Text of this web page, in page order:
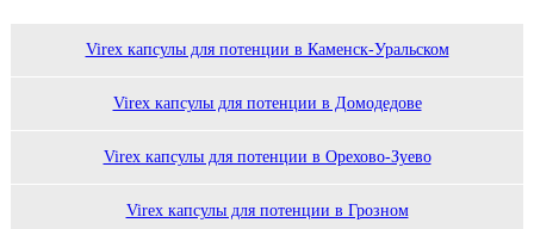
Virex капсулы для потенции в Каменск-Уральском
Virex капсулы для потенции в Домодедове
Virex капсулы для потенции в Орехово-Зуево
Virex капсулы для потенции в Грозном